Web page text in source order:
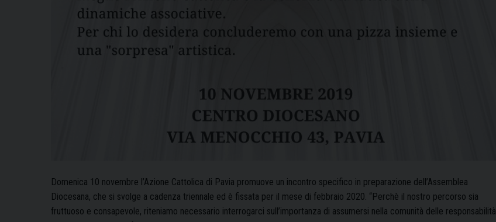
Domenica 10 novembre l’Azione Cattolica di Pavia promuove un incontro specifico in preparazione dell’Assemblea
Diocesana, che si svolge a cadenza triennale ed è fissata per il mese di febbraio 2020. “Perchè il nostro percorso sia
fruttuoso e consapevole, riteniamo necessario interrogarci sull’importanza di assumersi nella comunità delle responsabilità